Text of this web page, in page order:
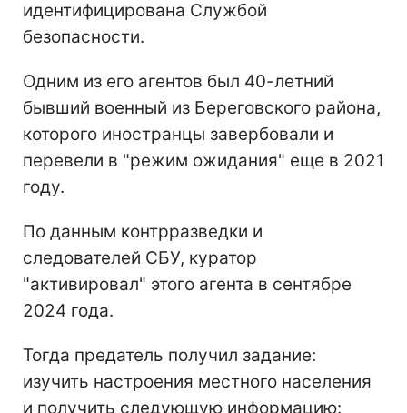
идентифицирована Службой
безопасности.
Одним из его агентов был 40-летний
бывший военный из Береговского района,
которого иностранцы завербовали и
перевели в "режим ожидания" еще в 2021
году.
По данным контрразведки и
следователей СБУ, куратор
"активировал" этого агента в сентябре
2024 года.
Тогда предатель получил задание:
изучить настроения местного населения
и получить следующую информацию: